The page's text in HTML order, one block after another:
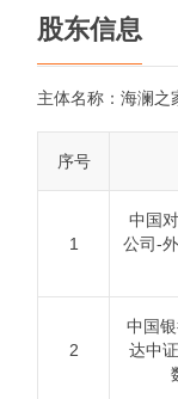
股东信息
主体名称： 海澜之
序号
1
中国
公司-
2
中国
达中